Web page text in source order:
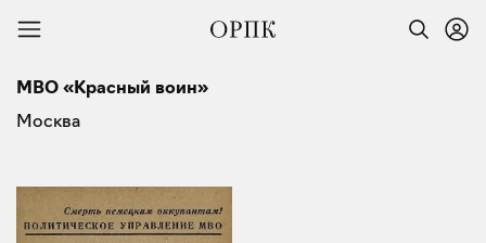
МВО «Красный воин»
Москва